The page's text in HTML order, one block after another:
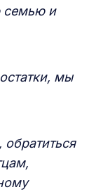
семью и
мы